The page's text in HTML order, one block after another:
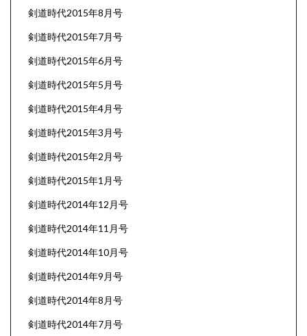
剣道時代2015年8月号
剣道時代2015年7月号
剣道時代2015年6月号
剣道時代2015年5月号
剣道時代2015年4月号
剣道時代2015年3月号
剣道時代2015年2月号
剣道時代2015年1月号
剣道時代2014年12月号
剣道時代2014年11月号
剣道時代2014年10月号
剣道時代2014年9月号
剣道時代2014年8月号
剣道時代2014年7月号